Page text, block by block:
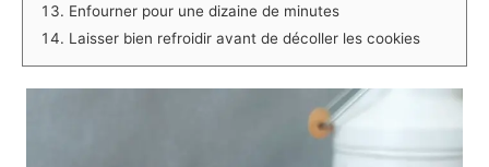
Enfourner pour une dizaine de minutes
Laisser bien refroidir avant de décoller les cookies